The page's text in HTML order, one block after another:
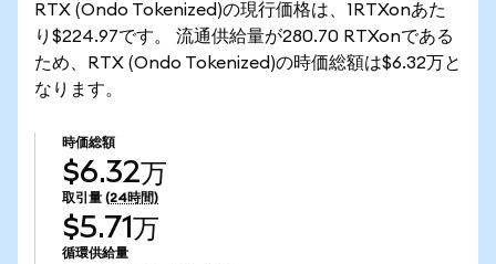
RTX (Ondo Tokenized)の現行価格は、1RTXonあた
り$224.97です。 流通供給量が280.70 RTXonである
ため、RTX (Ondo Tokenized)の時価総額は$6.32万と
なります。
時価総額
$6.32万
取引量 (24時間)
$5.71万
循環供給量